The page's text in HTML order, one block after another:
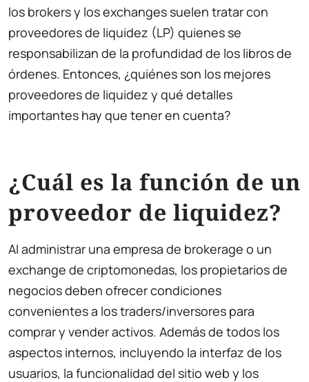
los brokers y los exchanges suelen tratar con
proveedores de liquidez (LP) quienes se
responsabilizan de la profundidad de los libros de
órdenes. Entonces, ¿quiénes son los mejores
proveedores de liquidez y qué detalles
importantes hay que tener en cuenta?
¿Cuál es la función de un
proveedor de liquidez?
Al administrar una empresa de brokerage o un
exchange de criptomonedas, los propietarios de
negocios deben ofrecer condiciones
convenientes a los traders/inversores para
comprar y vender activos. Además de todos los
aspectos internos, incluyendo la interfaz de los
usuarios, la funcionalidad del sitio web y los